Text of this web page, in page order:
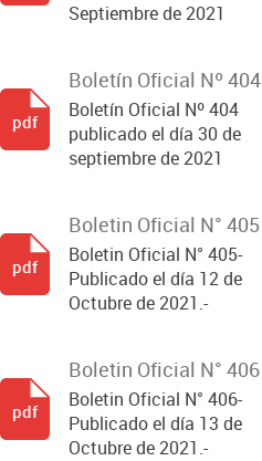
Septiembre de 2021
Boletín Oficial Nº 404
Boletín Oficial Nº 404
publicado el día 30 de
septiembre de 2021
pdf
Boletin Oficial N° 405
Boletin Oficial N° 405-
Publicado el día 12 de
Octubre de 2021.-
pdf
Boletin Oficial N° 406
Boletin Oficial N° 406-
Publicado el día 13 de
Octubre de 2021.-
pdf